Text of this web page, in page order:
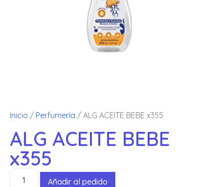
Inicio / Perfumería / ALG ACEITE BEBE x355
ALG ACEITE BEBE
x355
Añadir al pedido